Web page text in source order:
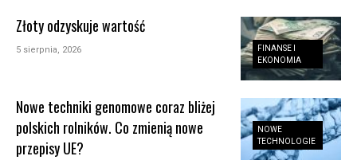
FINANSE I
EKONOMIA
Złoty odzyskuje wartość
5 sierpnia, 2026
NOWE
TECHNOLOGIE
Nowe techniki genomowe coraz bliżej
polskich rolników. Co zmienią nowe
przepisy UE?